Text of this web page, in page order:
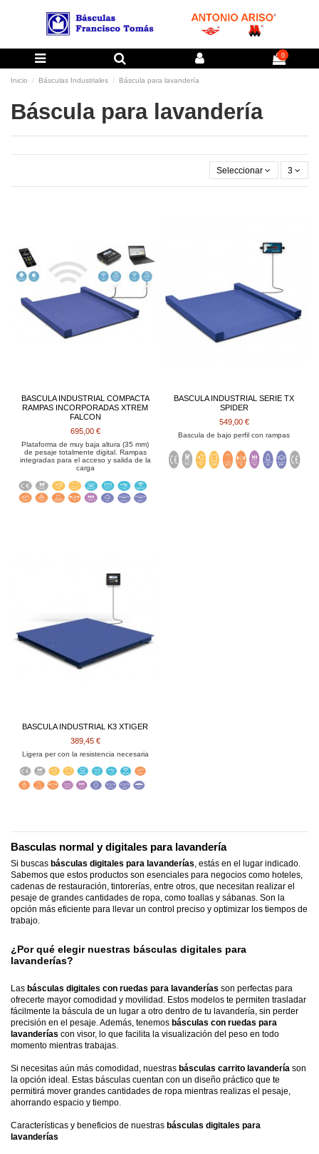
0
Inicio Básculas Industriales Báscula para lavandería
Báscula para lavandería
Seleccionar 3
BASCULA INDUSTRIAL COMPACTA
RAMPAS INCORPORADAS XTREM
FALCON
695,00 €
Plataforma de muy baja altura (35 mm)
de pesaje totalmente digital. Rampas
integradas para el acceso y salida de la
carga
BASCULA INDUSTRIAL SERIE TX
SPIDER
549,00 €
Bascula de bajo perfil con rampas
BASCULA INDUSTRIAL K3 XTIGER
389,45 €
Ligera per con la resistencia necesaria
Basculas normal y digitales para lavandería
Si buscas básculas digitales para lavanderías , estás en el lugar indicado.
Sabemos que estos productos son esenciales para negocios como hoteles,
cadenas de restauración, tintorerías, entre otros, que necesitan realizar el
pesaje de grandes cantidades de ropa, como toallas y sábanas. Son la
opción más eficiente para llevar un control preciso y optimizar los tiempos de
trabajo.
¿Por qué elegir nuestras básculas digitales para
lavanderías?
Las básculas digitales con ruedas para lavanderías son perfectas para
ofrecerte mayor comodidad y movilidad. Estos modelos te permiten trasladar
fácilmente la báscula de un lugar a otro dentro de tu lavandería, sin perder
precisión en el pesaje. Además, tenemos básculas con ruedas para
lavanderías con visor, lo que facilita la visualización del peso en todo
momento mientras trabajas.
Si necesitas aún más comodidad, nuestras básculas carrito lavandería son
la opción ideal. Estas básculas cuentan con un diseño práctico que te
permitirá mover grandes cantidades de ropa mientras realizas el pesaje,
ahorrando espacio y tiempo.
Características y beneficios de nuestras básculas digitales para
lavanderías